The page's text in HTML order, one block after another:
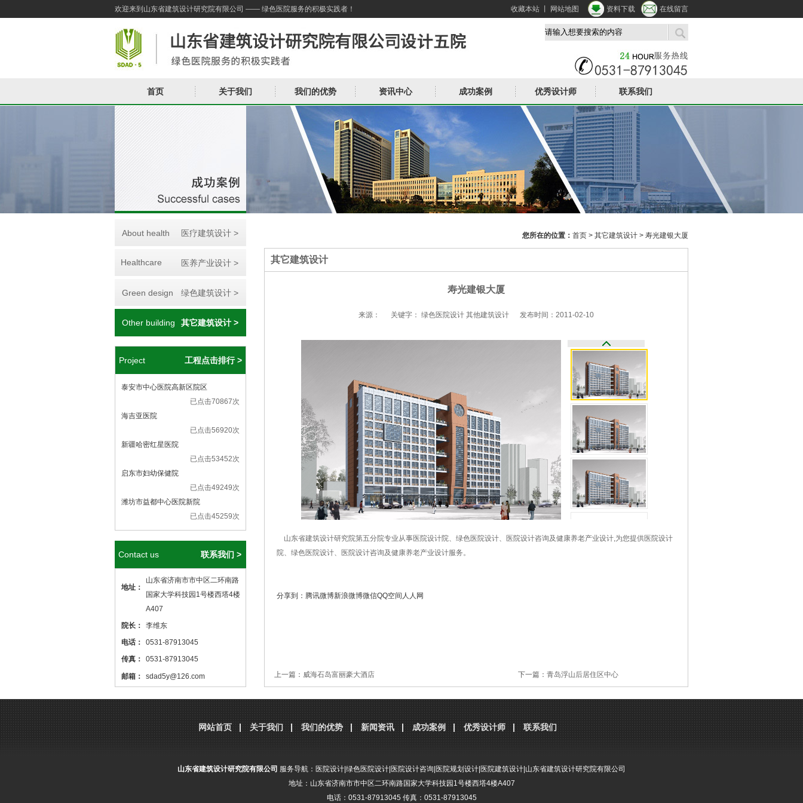
欢迎来到山东省建筑设计研究院有限公司 —— 绿色医院服务的积极实践者！ 资料下载 在线留言
收藏本站 网站地图
首页 关于我们 我们的优势 资讯中心 成功案例 优秀设计师 联系我们
About health 医疗建筑设计 >
Healthcare 医养产业设计 >
Green design 绿色建筑设计 >
Other building 其它建筑设计 >
Project 工程点击排行 >
泰安市中心医院高新区院区
已点击70867次
海吉亚医院
已点击56920次
新疆哈密红星医院
已点击53452次
启东市妇幼保健院
已点击49249次
潍坊市益都中心医院新院
已点击45259次
Contact us 联系我们 >
地址：
山东省济南市市中区二环南路
国家大学科技园1号楼西塔4楼
A407
院长：
李维东
电话：
0531-87913045
传真：
0531-87913045
邮箱：
sdad5y@126.com
设计 ，本站网址
http://www.sdjzsj5y.com
，转载请标明出处！
您所在的位置： 首页 > 其它建筑设计 > 寿光建银大厦
其它建筑设计
寿光建银大厦
来源： 关键字： 绿色医院设计 其他建筑设计 发布时间：2011-02-10
山东省建筑设计研究院第五分院专业从事医院设计院、绿色医院设计、医院设计咨询及健康养老产业设计,为您提供医院设计
院、绿色医院设计、医院设计咨询及健康养老产业设计服务。
分享到： 腾讯微博新浪微博微信QQ空间 人人网
上一篇： 威海石岛富丽豪大酒店 下一篇： 青岛浮山后居住区中心
网站首页 关于我们 我们的优势 新闻资讯 成功案例 优秀设计师 联系我们
山东省建筑设计研究院有限公司 服务导航： 医院设计 绿色医院设计 医院设计咨询 医院规划设计 医院建筑设计 山东省建筑设计研究院有限公司
地址：山东省济南市市中区二环南路国家大学科技园1号楼西塔4楼A407
电话：0531-87913045 传真：0531-87913045